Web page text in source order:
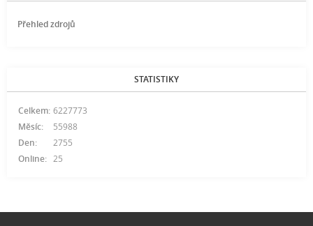
Přehled zdrojů
STATISTIKY
Online: 25
Celkem: 6227773
Měsíc:
55988
Den:
2755